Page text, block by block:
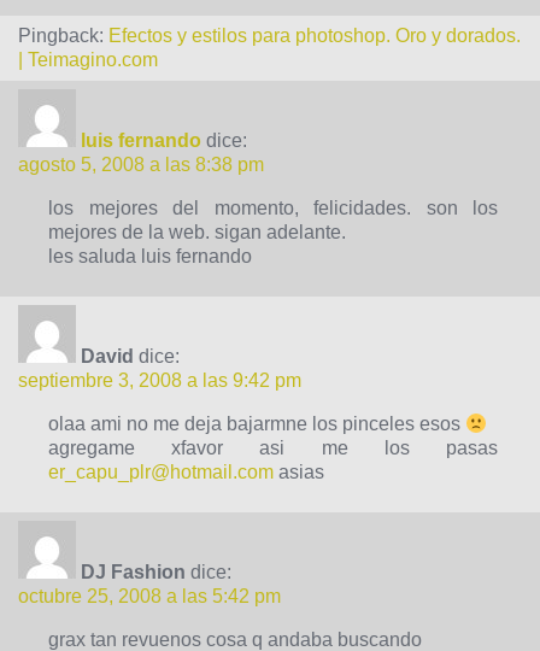
Pingback: Efectos y estilos para photoshop. Oro y dorados.
| Teimagino.com
luis fernando dice:
agosto 5, 2008 a las 8:38 pm
los mejores del momento, felicidades. son los
mejores de la web. sigan adelante.
les saluda luis fernando
David dice:
septiembre 3, 2008 a las 9:42 pm
olaa ami no me deja bajarmne los pinceles esos
agregame xfavor asi me los pasas
er_capu_plr@hotmail.com asias
DJ Fashion dice:
octubre 25, 2008 a las 5:42 pm
grax tan revuenos cosa q andaba buscando